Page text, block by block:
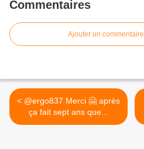
Commentaires
Ajouter un commentaire
< @ergo837 Merci 🤗 après
ça fait sept ans que...